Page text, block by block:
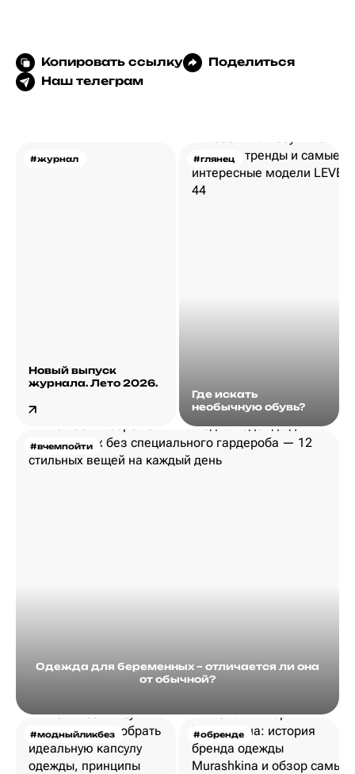
Копировать ссылку
Поделиться
Наш телеграм
#журнал
Новый выпуск
журнала. Лето 2026.
#глянец
Где искать
необычную обувь?
#вчемпойти
Одежда для беременных – отличается ли она
от обычной?
#модныйликбез #обренде